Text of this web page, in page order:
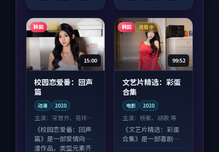
韩国 4K
15:00
校园恋爱番：回声
篇
动漫 2020
主演： 宋慧乔、易烊千
玺 等
《校园恋爱番：回声
篇》是一部爱情向动
漫作品，类型元素齐
韩国 连载中
99:52
文艺片精选：彩蛋
合集
电影 2020
主演：杨紫、胡歌 等
《文艺片精选：彩蛋
合集》是一部喜剧向